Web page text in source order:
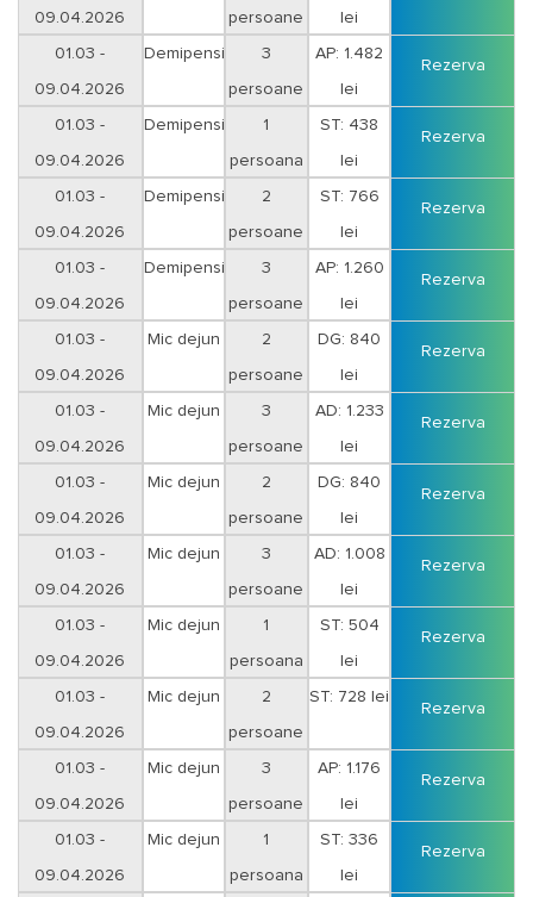
09.04.2026
Vineri-Sambata
persoane lei
01.03 -
09.04.2026
Vineri-Sambata
Demipensiune 3
persoane
AP: 1.482
lei
Rezerva
01.03 -
09.04.2026
Duminica-Joi
Demipensiune 1
persoana
ST: 438
lei
Rezerva
01.03 -
09.04.2026
Duminica-Joi
Demipensiune 2
persoane
ST: 766
lei
Rezerva
01.03 -
09.04.2026
Duminica-Joi
Demipensiune 3
persoane
AP: 1.260
lei
Rezerva
01.03 -
09.04.2026
Vineri-Sambata
Mic dejun 2
persoane
DG: 840
lei
Rezerva
01.03 -
09.04.2026
Vineri-Sambata
Mic dejun 3
persoane
AD: 1.233
lei
Rezerva
01.03 -
09.04.2026
Duminica-Joi
Mic dejun 2
persoane
DG: 840
lei
Rezerva
01.03 -
09.04.2026
Duminica-Joi
Mic dejun 3
persoane
AD: 1.008
lei
Rezerva
01.03 -
09.04.2026
Vineri-Sambata
Mic dejun 1
persoana
ST: 504
lei
Rezerva
01.03 -
09.04.2026
Vineri-Sambata
Mic dejun 2
persoane
ST: 728 lei
Rezerva
01.03 -
09.04.2026
Vineri-Sambata
Mic dejun 3
persoane
AP: 1.176
lei
Rezerva
01.03 -
09.04.2026
Mic dejun 1
persoana
ST: 336
lei
Rezerva